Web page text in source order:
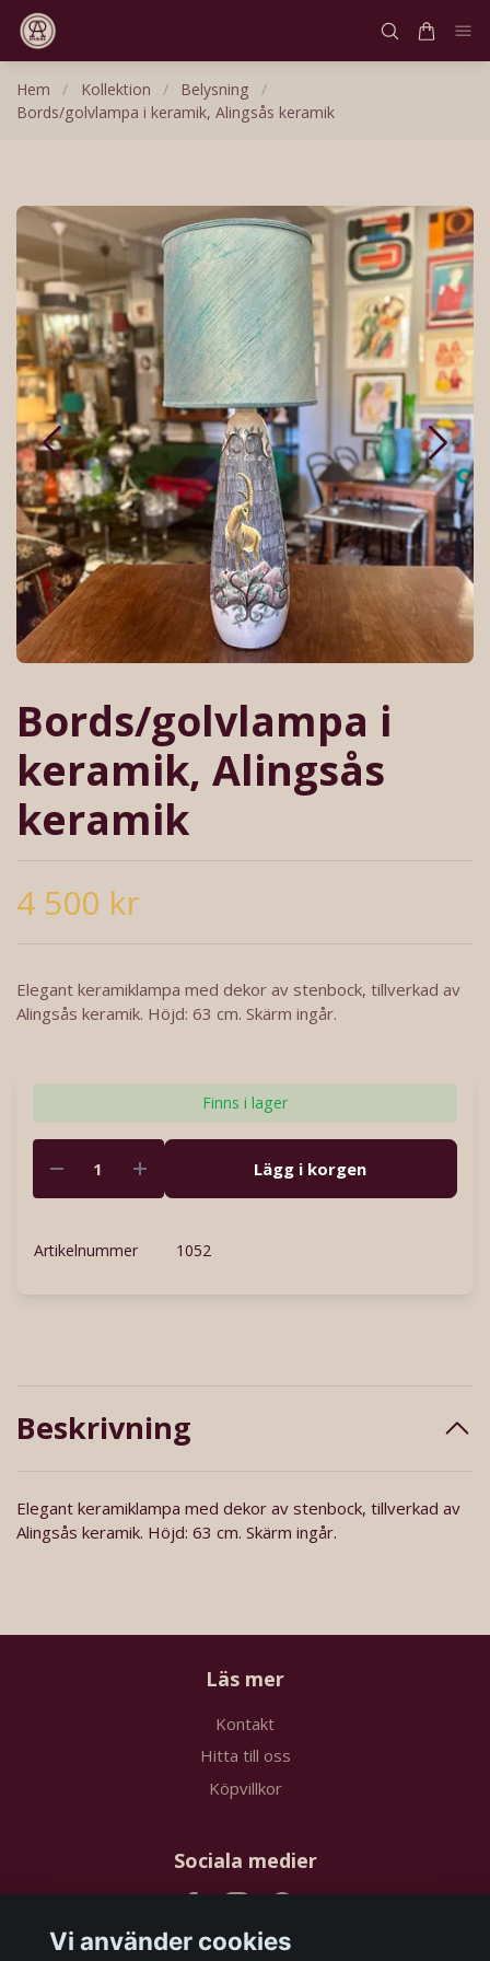
Hem / Kollektion / Belysning
/
Bords/golvlampa i keramik, Alingsås keramik
Bords/golvlampa i
keramik, Alingsås
keramik
4 500 kr
Elegant keramiklampa med dekor av stenbock, tillverkad av
Alingsås keramik. Höjd: 63 cm. Skärm ingår.
Finns i lager
Lägg i korgen
Artikelnummer 1052
Beskrivning
Elegant keramiklampa med dekor av stenbock, tillverkad av
Alingsås keramik. Höjd: 63 cm. Skärm ingår.
Läs mer
Kontakt
Hitta till oss
Köpvillkor
Sociala medier
Vi använder cookies